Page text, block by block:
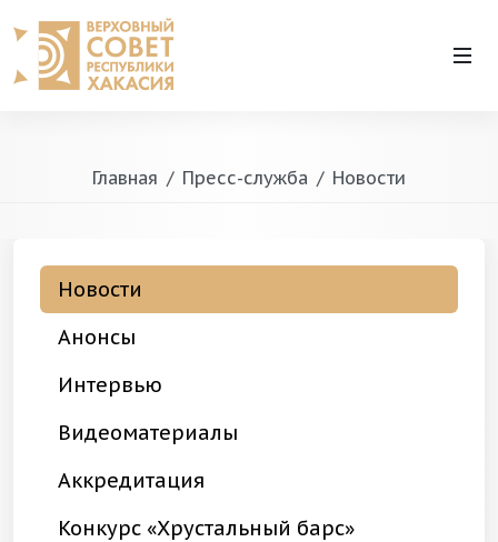
Главная Пресс-служба Новости
Новости
Анонсы
Интервью
Видеоматериалы
Аккредитация
Конкурс «Хрустальный барс»